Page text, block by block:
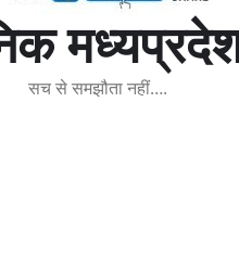
सच से समझौता नहीं….